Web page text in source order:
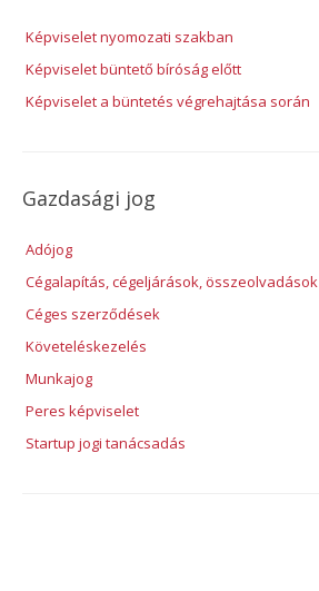
Képviselet nyomozati szakban
Képviselet büntető bíróság előtt
Képviselet a büntetés végrehajtása során
Gazdasági jog
Adójog
Cégalapítás, cégeljárások, összeolvadások
Céges szerződések
Követeléskezelés
Munkajog
Peres képviselet
Startup jogi tanácsadás